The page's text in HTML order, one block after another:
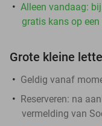
Alleen vandaag:
gratis kans op
Grote kleine
Geldig vanaf
Reserveren: na
vermelding van